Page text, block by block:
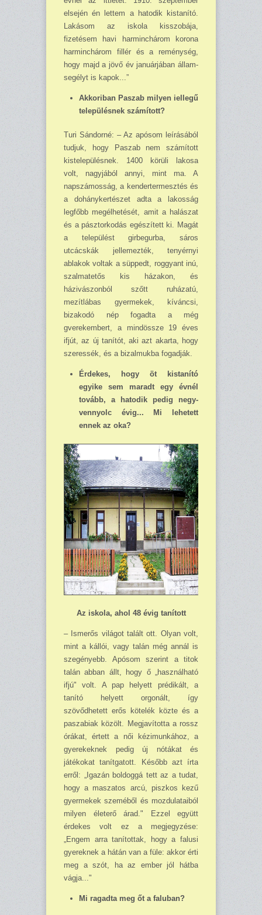
elsején én lettem a hatodik kistanító.
Lakásom az iskola kisszobája,
fizetésem havi harminc­három korona
harminchárom fillér és a reménység,
hogy majd a jövő év januárjában állam-
segélyt is kapok...”
Akkoriban Paszab milyen iellegű
településnek számított?
Turi Sándorné: – Az apósom leírásából
tudjuk, hogy Paszab nem számított
kistelepülésnek. 1400 körüli lakosa
volt, nagyjából annyi, mint ma. A
napszámosság, a kendertermesztés és
a dohánykertészet adta a lakosság
legfőbb megélhetését, amit a halászat
és a pásztorkodás egé­szített ki. Magát
a települést girbegurba, sáros
utcácskák jellemezték, tenyérnyi
ablakok voltak a süppedt, roggyant inú,
szalmatetős kis házakon, és
házivászonból szőtt ruházatú,
mezítlábas gyermekek, kíváncsi,
bizakodó nép fogadta a még
gverekembert, a mindössze 19 éves
ifjút, az új tanítót, aki azt akarta, hogy
szeressék, és a bizalmukba fogadják.
Érdekes, hogy öt kistanító
egyike sem maradt egy évnél
tovább, a hatodik pedig negy­
vennyolc évig... Mi lehetett
ennek az oka?
Az iskola, ahol 48 évig tanított
– Ismerős világot talált ott. Olyan volt,
mint a kállói, vagy talán még annál is
szegényebb. Apósom szerint a titok
talán abban állt, hogy ő „használható
ifjú" volt. A pap helyett prédikált, a
tanító helyett orgonált, így
szövődhetett erős kötelék közte és a
paszabiak közölt. Megjavította a rossz
órákat, értett a női kézimunkához, a
gyerekeknek pedig új nótákat és
játékokat tanítgatott. Később azt írta
erről: „Igazán boldoggá tett az a tudat,
hogy a maszatos arcú, piszkos kezű
gyermekek szeméből és mozdulataiból
milyen életerő árad." Ezzel együtt
érdekes volt ez a megjegyzése:
„Engem arra tanítottak, hogy a falusi
gyereknek a hátán van a füle: akkor érti
meg a szót, ha az ember jól hátba
vágja..."
Mi ragadta meg őt a faluban?